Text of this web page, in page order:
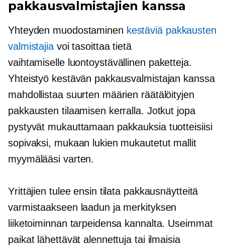
pakkausvalmistajien kanssa
Yhteyden muodostaminen kestäviä pakkausten
valmistajiavoi tasoittaa tietä
vaihtamiselle luontoystävällinen paketteja.
Yhteistyö kestävän pakkausvalmistajan kanssa
mahdollistaa suurten määrien räätälöityjen
pakkausten tilaamisen kerralla. Jotkut jopa
pystyvät mukauttamaan pakkauksia tuotteisiisi
sopivaksi, mukaan lukien mukautetut mallit
myymälääsi varten.
Yrittäjien tulee ensin tilata pakkausnäytteitä
varmistaakseen laadun ja merkityksen
liiketoiminnan tarpeidensa kannalta. Useimmat
paikat lähettävät alennettuja tai ilmaisia ​​